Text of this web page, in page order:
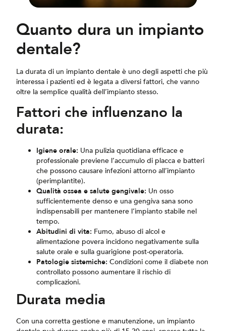
Quanto dura un impianto
dentale?
La durata di un impianto dentale è uno degli aspetti che più
interessa i pazienti ed è legata a diversi fattori, che vanno
oltre la semplice qualità dell’impianto stesso.
Fattori che influenzano la
durata:
Igiene orale: Una pulizia quotidiana efficace e
professionale previene l’accumulo di placca e batteri
che possono causare infezioni attorno all’impianto
(perimplantite).
Qualità ossea e salute gengivale: Un osso
sufficientemente denso e una gengiva sana sono
indispensabili per mantenere l’impianto stabile nel
tempo.
Abitudini di vita: Fumo, abuso di alcol e
alimentazione povera incidono negativamente sulla
salute orale e sulla guarigione post-operatoria.
Patologie sistemiche: Condizioni come il diabete non
controllato possono aumentare il rischio di
complicazioni.
Durata media
Con una corretta gestione e manutenzione, un impianto